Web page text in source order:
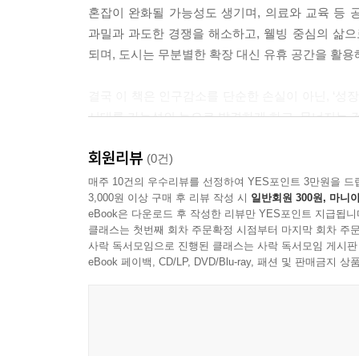
혼잡이 완화될 가능성도 생기며, 의료와 교육 등
과밀과 과도한 경쟁을 해소하고, 웰빙 중심의 삶
되며, 도시는 무분별한 확장 대신 유휴 공간을 활
시대를 가능성의 눈으로 발견하게 하고, 무너지는
위기가 아닌 기회의 조건,
과잉 경쟁 시대를 지나 마주할 새로운 사회!
인구감소는 이제 단순한 통계적 경고나 먼 미래
것은 인구감소가 갑작스러운 사건이 아니라 오
되었다는 점이다.
회원리뷰 (0건)
매주 10건의 우수리뷰를 선정하여 YES포인트 3만원을 드
3,000원 이상 구매 후 리뷰 작성 시 일반회원 300원, 마니
eBook은 다운로드 후 작성한 리뷰만 YES포인트 지급됩니
클래스는 첫번째 회차 주문확정 시점부터 마지막 회차 주
사락 독서모임으로 진행된 클래스는 사락 독서모임 게시
eBook 페이백, CD/LP, DVD/Blu-ray, 패션 및 판매금지 상